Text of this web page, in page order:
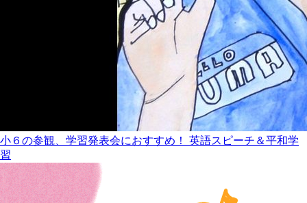
小６の参観、学習発表会におすすめ！ 英語スピーチ＆平和学
習